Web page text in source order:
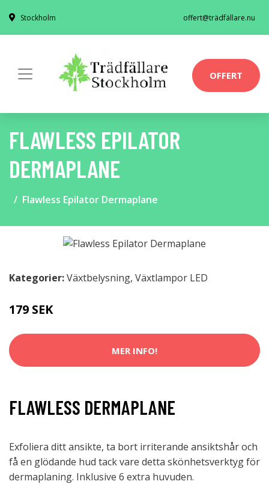
Stockholm offert@trädfällare.nu
OFFERT
FLAWLESS EPILATOR
DERMAPLANE
Flawless Epilator Dermaplane
Kategorier:Växtbelysning, Växtlampor LED
179 SEK
MER INFO!
FLAWLESS DERMAPLANE
Exfoliera ditt ansikte, ta bort irriterande ansiktshår och
få en glödande hud tack vare detta skönhetsverktyg för
dermaplaning. Inklusive 6 extra huvuden.